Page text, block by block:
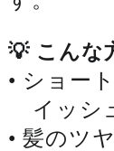
💡 こんな
• ショー
イッシ
• 髪のツ